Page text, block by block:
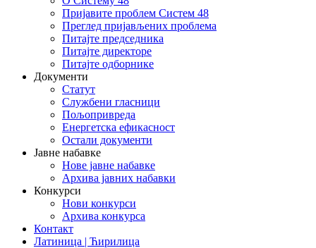
Пријавите проблем Систем 48
Преглед пријављених проблема
Питајте председника
Питајте директоре
Питајте одборнике
Документи
Статут
Службени гласници
Пољопривреда
Енергетска ефикасност
Остали документи
Јавне набавке
Нове јавне набавке
Архива јавних набавки
Конкурси
Нови конкурси
Архива конкурса
Контакт
Латиница | Ћирилица